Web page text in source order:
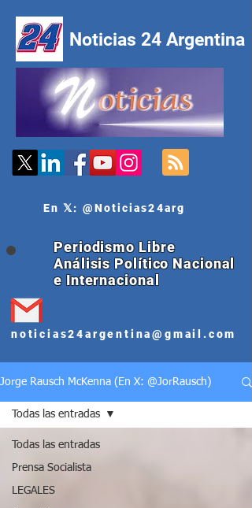
Noticias 24 Argentina
En 𝕏: @Noticias24arg
Periodismo Libre
Análisis Político Nacional
e Internacional
noticias24argentina@gmail.com
Jorge Rausch McKenna (En X: @JorRausch)
Todas las entradas
Prensa Socialista
LEGALES
Todas las entradas